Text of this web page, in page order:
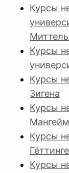
Курсы
Курсы
Курсы
Зигена
Курсы
Курсы
Курсы